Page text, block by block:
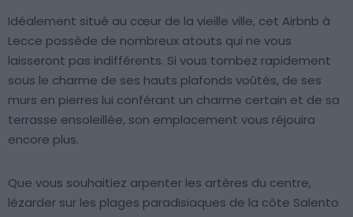
Idéalement situé au cœur de la vieille ville, cet Airbnb à
Lecce possède de nombreux atouts qui ne vous
laisseront pas indifférents. Si vous tombez rapidement
sous le charme de ses hauts plafonds voûtés, de ses
murs en pierres lui conférant un charme certain et de sa
terrasse ensoleillée, son emplacement vous réjouira
encore plus.
Que vous souhaitiez arpenter les artères du centre,
lézarder sur les plages paradisiaques de la côte Salento